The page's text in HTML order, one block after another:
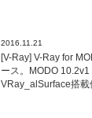
2016.11.21
[V-Ray] V-Ray for
ース。MODO 10.2v1
VRay_alSurface搭載